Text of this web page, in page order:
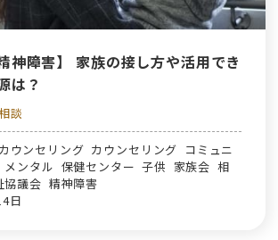
神障害】 家族の接し方や活用でき
は？
談
ウンセリング カウンセリング コミュニ
メンタル 保健センター 子供 家族会 相
議会 精神障害
日